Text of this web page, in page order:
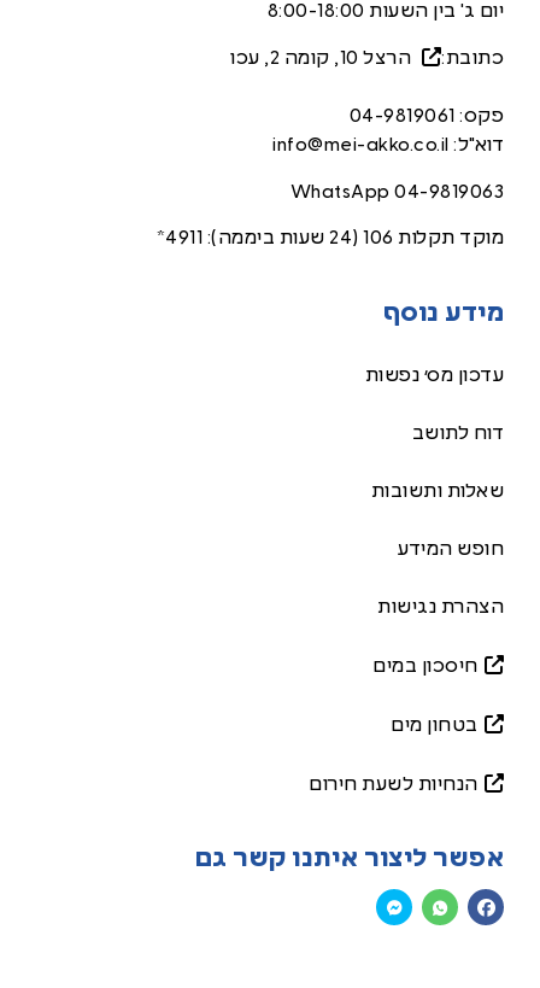
יום ג' בין השעות 8:00-18:00
כתובת: הרצל 10, קומה 2, עכ ו
פקס: 04-9819061
דוא"ל: info@mei-akko.co.il
WhatsApp 04-9819063
מוקד תקלות 106 (24 שעות ביממה): 4911*
מידע נוסף
עדכון מס׳ נפשות
דוח לתושב
שאלות ותשובות
חופש המידע
הצהרת נגישות
חיסכון במים
בטחון מים
הנחיות לשעת חירום
אפשר ליצור איתנו קשר גם